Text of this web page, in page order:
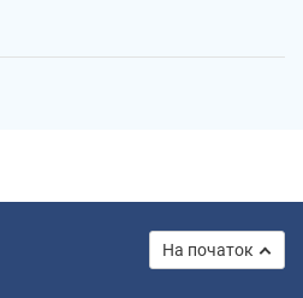
На початок